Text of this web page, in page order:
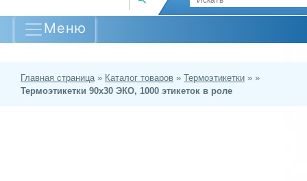
Меню
Главная страница » Каталог товаров » Термоэтикетки » »
Термоэтикетки 90х30 ЭКО, 1000 этикеток в роле